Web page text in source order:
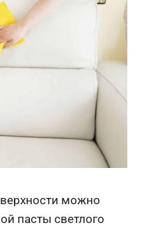
можно
пасты светлого